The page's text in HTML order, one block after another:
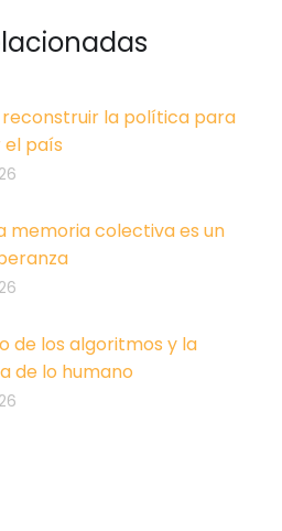
reconstruir la política para
país
memoria colectiva es un
de los algoritmos y la
de lo humano